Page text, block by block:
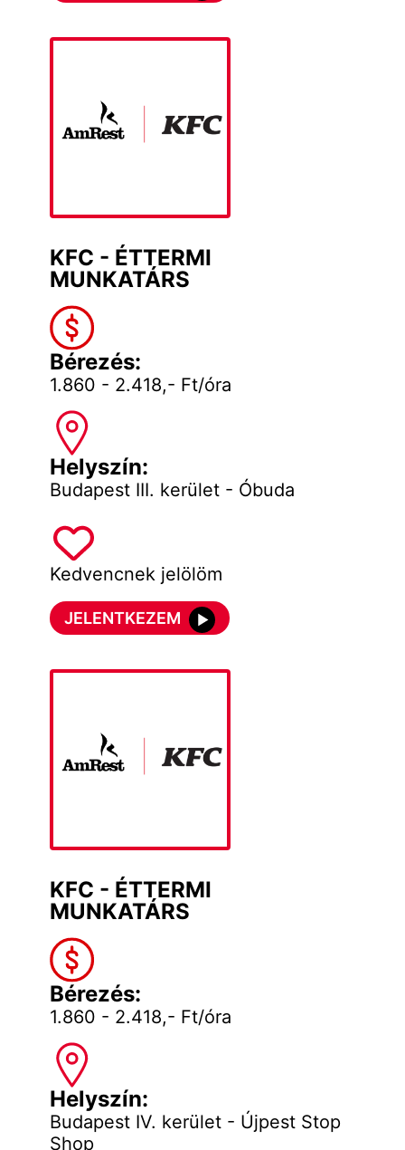
KFC - ÉTTERMI
MUNKATÁRS
Bérezés:
1.860 - 2.418,- Ft/óra
Helyszín:
Budapest III. kerület - Óbuda
Kedvencnek jelölöm
JELENTKEZEM
KFC - ÉTTERMI
MUNKATÁRS
Bérezés:
1.860 - 2.418,- Ft/óra
Helyszín:
Budapest IV. kerület - Újpest Stop
Shop